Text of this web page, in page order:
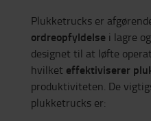
Plukketrucks er
ordreopfyldelse i lagre
designet til at løfte
hvilket effektiviserer
produktiviteten. De
plukketrucks er: